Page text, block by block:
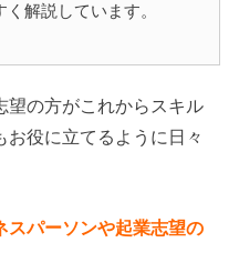
解説しています。
望の方がこれからスキル
役に立てるように日々
スパーソンや起業志望の